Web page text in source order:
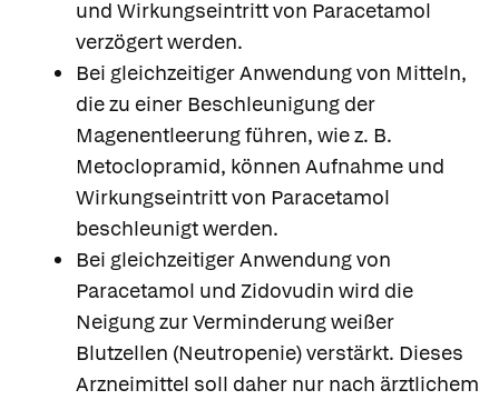
und Wirkungseintritt von Paracetamol
verzögert werden.
Bei gleichzeitiger Anwendung von Mitteln,
die zu einer Beschleunigung der
Magenentleerung führen, wie z. B.
Metoclopramid, können Aufnahme und
Wirkungseintritt von Paracetamol
beschleunigt werden.
Bei gleichzeitiger Anwendung von
Paracetamol und Zidovudin wird die
Neigung zur Verminderung weißer
Blutzellen (Neutropenie) verstärkt. Dieses
Arzneimittel soll daher nur nach ärztlichem